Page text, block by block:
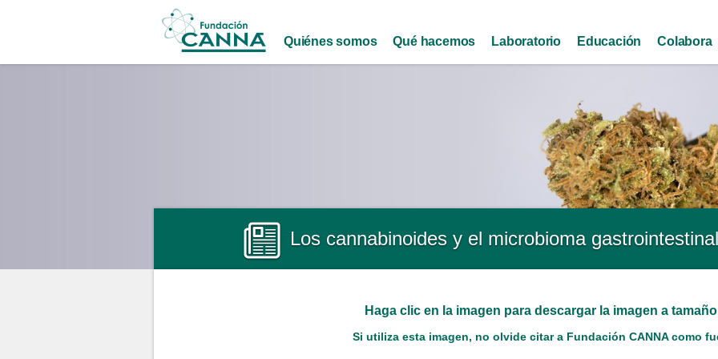
content
Main menu
Quiénes somos Qué hacemos Laboratorio Educación Colabora
Los cannabinoides y el microbioma gastrointestinal
Haga clic en la imagen para descargar la imagen a
Si utiliza esta imagen, no olvide citar a Fundación CANNA como